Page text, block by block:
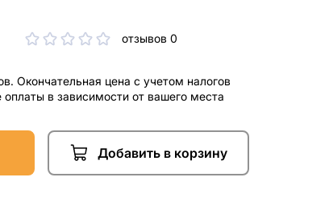
отзывов 0
Окончательная цена с учетом налогов
оплаты в зависимости от вашего места
Добавить в корзину